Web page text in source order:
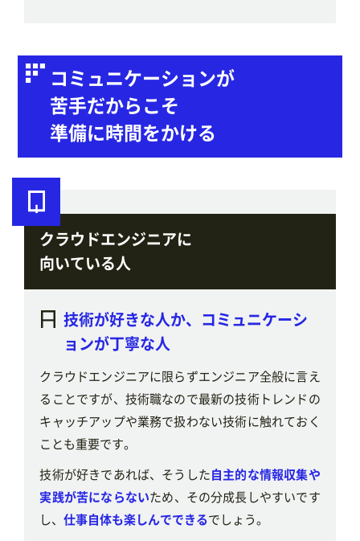
コミュニケーションが
苦手だからこそ
準備に時間をかける
クラウドエンジニアに
向いている人
技術が好きな人か、コミュニケーシ
ョンが丁寧な人
クラウドエンジニアに限らずエンジニア全般に言え
ることですが、技術職なので最新の技術トレンドの
キャッチアップや業務で扱わない技術に触れておく
ことも重要です。
技術が好きであれば、そうした自主的な情報収集や
実践が苦にならないため、その分成長しやすいです
し、仕事自体も楽しんでできるでしょう。